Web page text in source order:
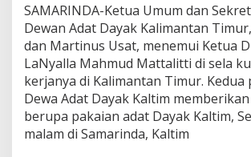
L
a
N
y
a
l
l
a
S
u
SAMARINDA-Ketua Umum dan
Dewan Adat Dayak Kalimantan
dan Martinus Usat, menemui Ketua
LaNyalla Mahmud Mattalitti di sela
kerjanya di Kalimantan Timur. Kedua
Dewa Adat Dayak Kaltim
berupa pakaian adat Dayak Kaltim,
malam di Samarinda, Kaltim